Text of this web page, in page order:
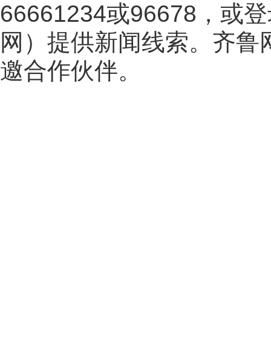
66661234或96678，或
网 ）提供新闻线索。齐鲁
邀合作伙伴。